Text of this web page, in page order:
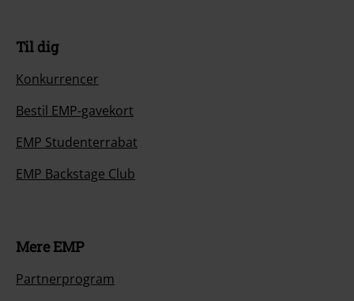
Til dig
Konkurrencer
Bestil EMP-gavekort
EMP Studenterrabat
EMP Backstage Club
Mere EMP
Partnerprogram